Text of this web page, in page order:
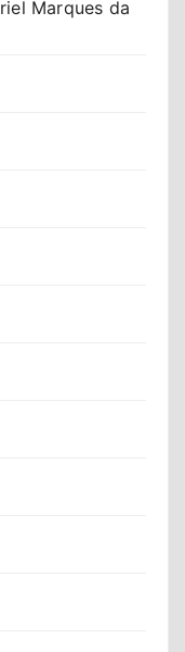
Marques da